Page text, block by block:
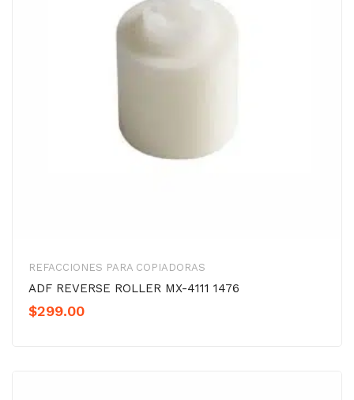
REFACCIONES PARA COPIADORAS
ADF REVERSE ROLLER MX-4111 1476
$299.00